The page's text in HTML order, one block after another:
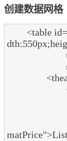
创建数据网格